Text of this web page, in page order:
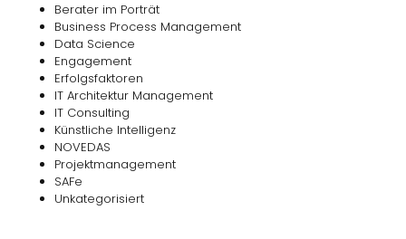
Berater im Porträt
Business Process Management
Data Science
Engagement
Erfolgsfaktoren
IT Architektur Management
IT Consulting
Künstliche Intelligenz
NOVEDAS
Projektmanagement
SAFe
Unkategorisiert